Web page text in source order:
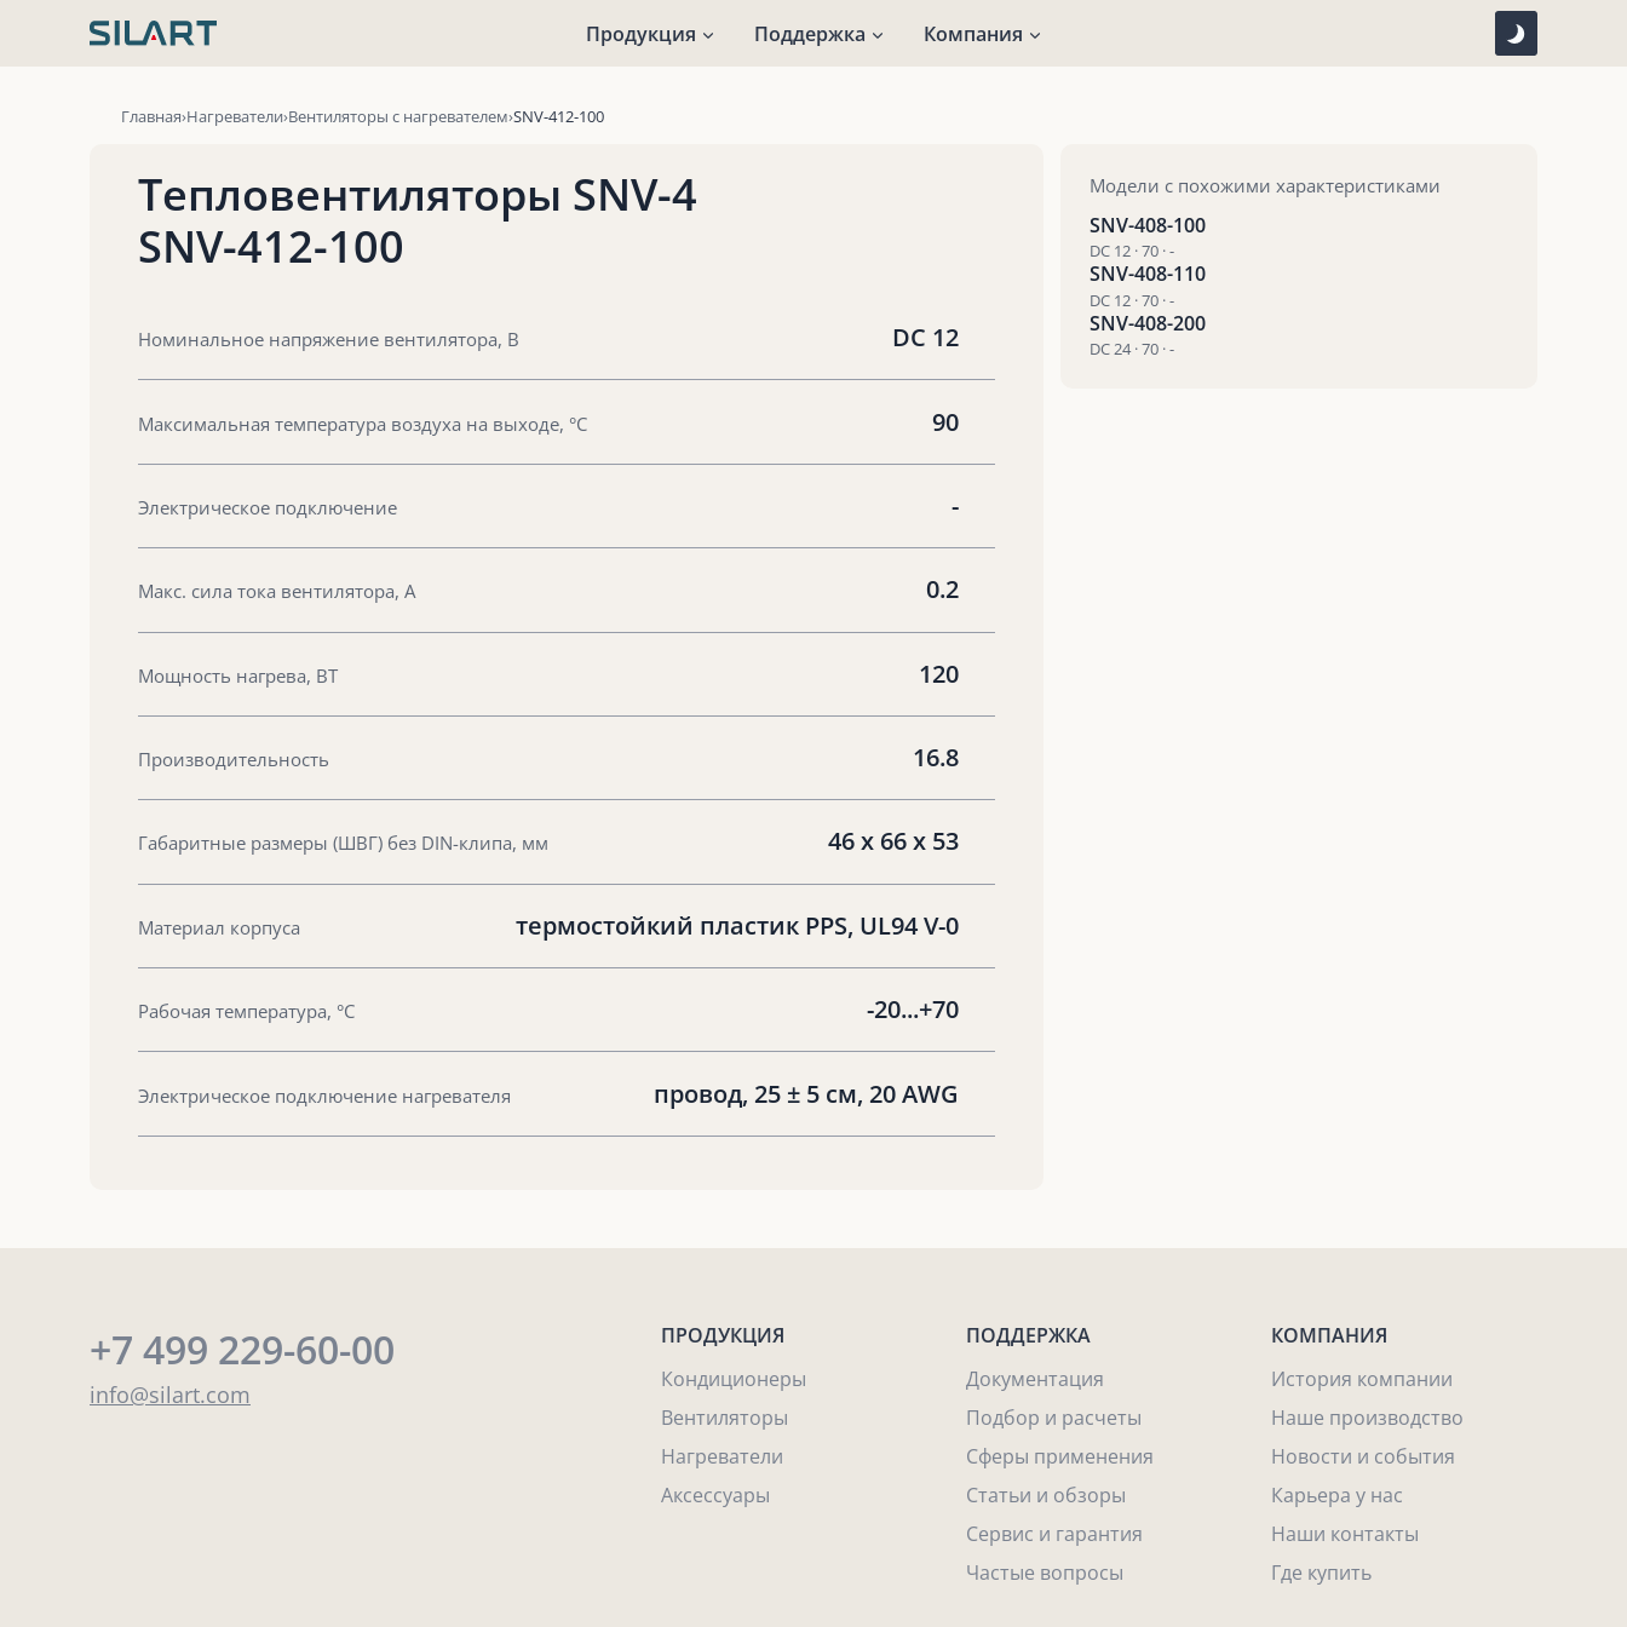
Продукция Поддержка Компания
Главная Нагреватели Вентиляторы с нагревателем SNV-412-100
Тепловентиляторы SNV-4
SNV-412-100
Номинальное напряжение вентилятора, В DC 12
Максимальная температура воздуха на выходе, °С 90
Электрическое подключение -
Макс. сила тока вентилятора, А 0.2
Мощность нагрева, ВТ 120
Производительность 16.8
Габаритные размеры (ШВГ) без DIN-клипа, мм 46 х 66 х 53
Материал корпуса термостойкий пластик PPS, UL94 V-0
Рабочая температура, °С -20...+70
Электрическое подключение нагревателя провод, 25 ± 5 см, 20 AWG
Модели с похожими характеристиками
SNV-408-100
DC 12 · 70 · -
SNV-408-110
DC 12 · 70 · -
SNV-408-200
DC 24 · 70 · -
+7 499 229-60-00
info@silart.com
ПРОДУКЦИЯ
Кондиционеры
Вентиляторы
Нагреватели
Аксессуары
ПОДДЕРЖКА
Документация
Подбор и расчеты
Сферы применения
Статьи и обзоры
Сервис и гарантия
Частые вопросы
КОМПАНИЯ
История компании
Наше производство
Новости и события
Карьера у нас
Наши контакты
Где купить